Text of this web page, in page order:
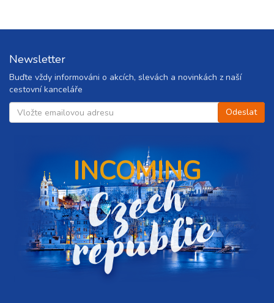
Newsletter
Buďte vždy informováni o akcích, slevách a novinkách z naší
cestovní kanceláře
INCOMING
C
z
e
c
h
r
e
p
u
b
l
i
c